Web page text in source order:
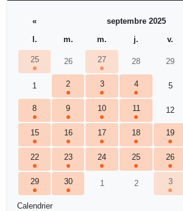
Calendrier
« septembre 2025
l.
m. m. j. v.
25 26 27 28 29
1 2 3 4 5
8 9 10 11 12
15 16 17 18 19
22 23 24 25 26
29 30 1 2 3